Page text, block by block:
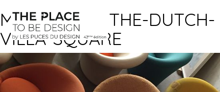
MUSHROOM-THE-DUTCH-
VILLA-SQUARE